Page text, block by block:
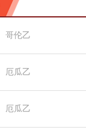
哥伦乙
厄瓜乙
厄瓜乙